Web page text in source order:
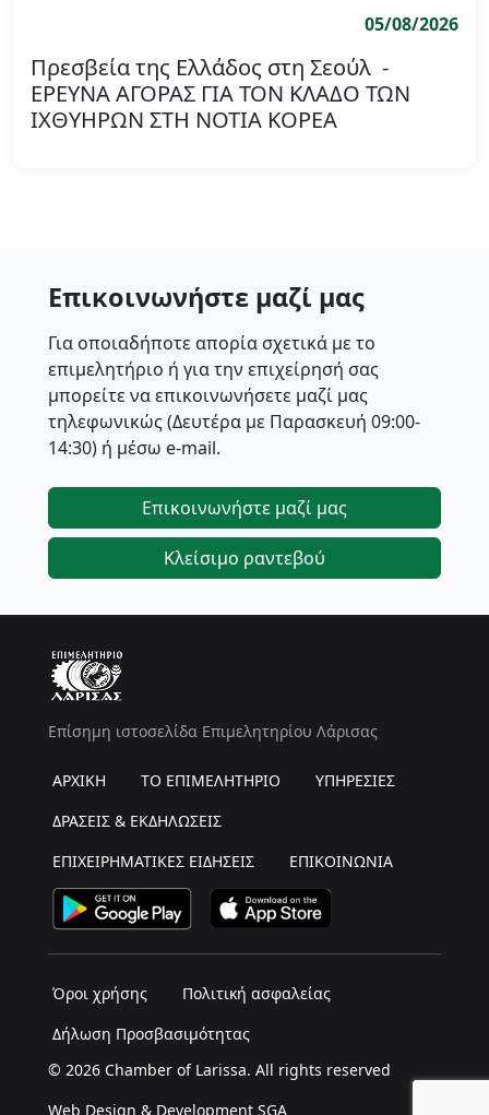
05/08/2026
Πρεσβεία της Ελλάδος στη Σεούλ -
ΕΡΕΥΝΑ ΑΓΟΡΑΣ ΓΙΑ ΤΟΝ ΚΛΑΔΟ ΤΩΝ
ΙΧΘΥΗΡΩΝ ΣΤΗ ΝΟΤΙΑ ΚΟΡΕΑ
Επικοινωνήστε μαζί μας
Για οποιαδήποτε απορία σχετικά με το
επιμελητήριο ή για την επιχείρησή σας
μπορείτε να επικοινωνήσετε μαζί μας
τηλεφωνικώς (Δευτέρα με Παρασκευή 09:00-
14:30) ή μέσω e-mail.
Επικοινωνήστε μαζί μας
Κλείσιμο ραντεβού
Επίσημη ιστοσελίδα Επιμελητηρίου Λάρισας
ΑΡΧΙΚΗ ΤΟ ΕΠΙΜΕΛΗΤΗΡΙΟ
ΥΠΗΡΕΣΙΕΣ
ΔΡΑΣΕΙΣ & ΕΚΔΗΛΩΣΕΙΣ
ΕΠΙΧΕΙΡΗΜΑΤΙΚΕΣ ΕΙΔΗΣΕΙΣ
ΕΠΙΚΟΙΝΩΝΙΑ
Όροι χρήσης
Πολιτική ασφαλείας
Δήλωση Προσβασιμότητας
© 2026 Chamber of Larissa. All rights reserved
Web Design & Development SGA